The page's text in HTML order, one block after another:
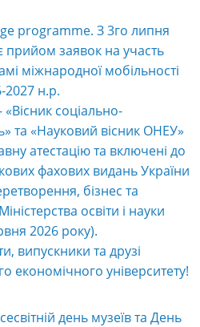
programme. З 3го липня
заявок на участь
міжнародної мобільності
2027 н.р.
соціально-
та «Науковий вісник ОНЕУ»
атестацію та включені до
фахових видань України
бізнес та
освіти і науки
2026 року).
випускники та друзі
економічного університету!
день музеїв та День